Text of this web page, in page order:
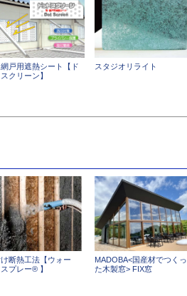
戸用遮熱シート【ド
クリーン】
スタジオリライト
断熱工法【ウォー
プレー® 】
MADOBA<国産材でつくっ
た木製窓> FIX窓